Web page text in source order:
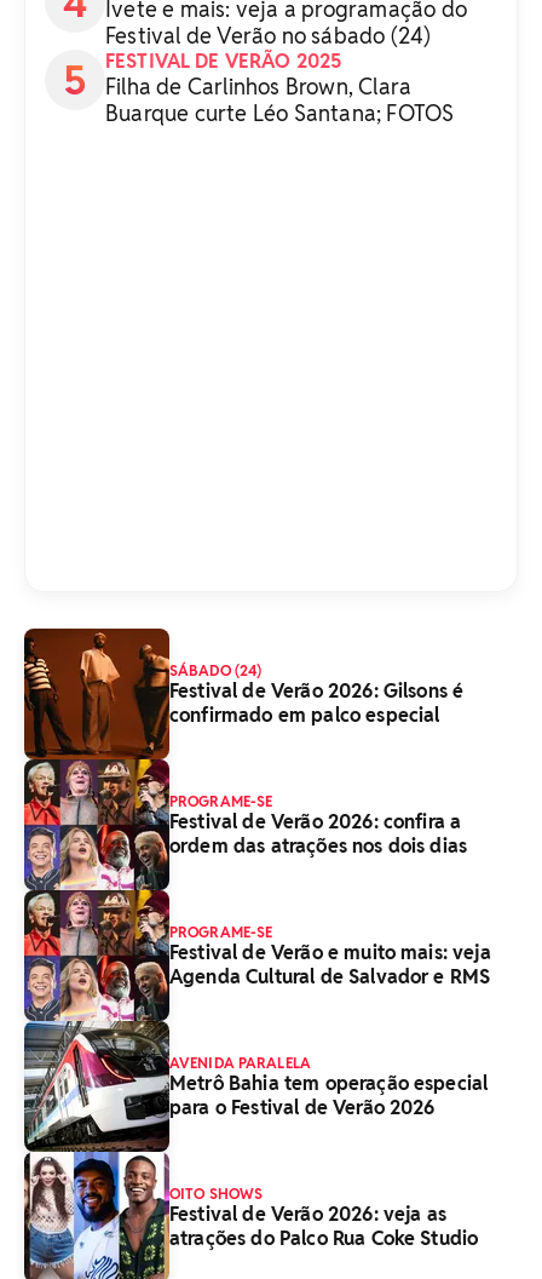
Ivete e mais: veja a programação do
Festival de Verão no sábado (24)
FESTIVAL DE VERÃO 2025
Filha de Carlinhos Brown, Clara
Buarque curte Léo Santana; FOTOS
SÁBADO (24)
Festival de Verão 2026: Gilsons é
confirmado em palco especial
PROGRAME-SE
Festival de Verão 2026: confira a
ordem das atrações nos dois dias
PROGRAME-SE
Festival de Verão e muito mais: veja
Agenda Cultural de Salvador e RMS
AVENIDA PARALELA
Metrô Bahia tem operação especial
para o Festival de Verão 2026
OITO SHOWS
Festival de Verão 2026: veja as
atrações do Palco Rua Coke Studio